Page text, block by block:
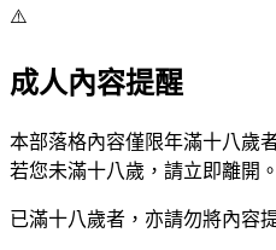
⚠️
成人內容提醒
本部落格內容僅限年滿十八歲
若您未滿十八歲，請立即離開。
已滿十八歲者，亦請勿將內容